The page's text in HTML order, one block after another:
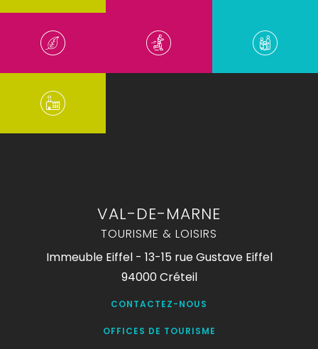
VAL-DE-MARNE
TOURISME & LOISIRS
Immeuble Eiffel - 13-15 rue Gustave Eiffel
94000 Créteil
CONTACTEZ-NOUS
OFFICES DE TOURISME